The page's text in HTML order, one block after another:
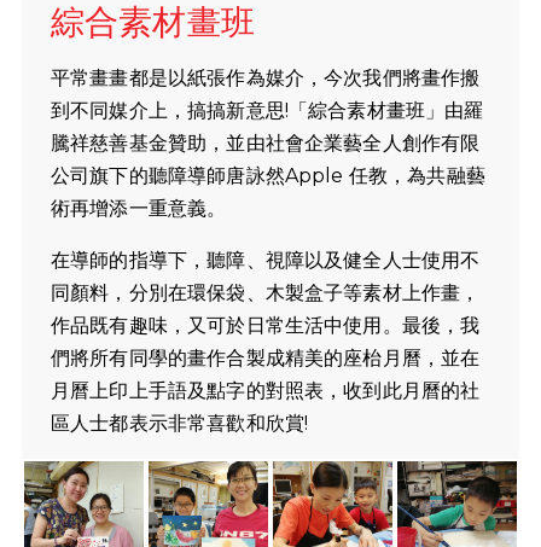
綜合素材畫班
平常畫畫都是以紙張作為媒介，今次我們將畫作搬
到不同媒介上，搞搞新意思!「綜合素材畫班」由羅
騰祥慈善基金贊助，並由社會企業藝全人創作有限
公司旗下的聽障導師唐詠然Apple 任教，為共融藝
術再增添一重意義。
在導師的指導下，聽障、視障以及健全人士使用不
同顏料，分別在環保袋、木製盒子等素材上作畫，
作品既有趣味，又可於日常生活中使用。最後，我
們將所有同學的畫作合製成精美的座枱月曆，並在
月曆上印上手語及點字的對照表，收到此月曆的社
區人士都表示非常喜歡和欣賞!